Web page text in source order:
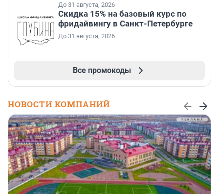
До 31 августа, 2026
Скидка 15% на базовый курс по
фридайвингу в Санкт-Петербурге
До 31 августа, 2026
Все промокоды
НОВОСТИ КОМПАНИЙ